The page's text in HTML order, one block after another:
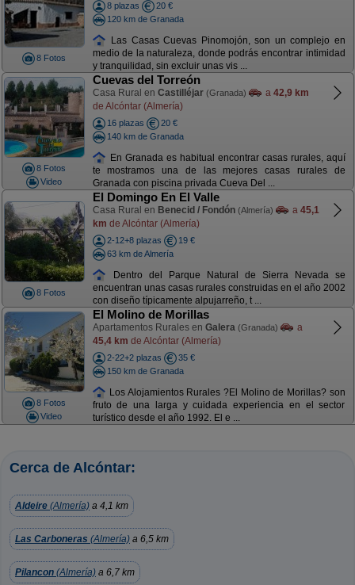
8 Fotos
8 plazas
20 €
120 km de Granada
Las Casas Cuevas Pinomojón, son un complejo en
medio de la naturaleza, donde podrás encontrar intimidad
y tranquilidad, sin excluir unas vis ...
8 Fotos
Video
Cuevas del Torreón
Casa Rural en Castilléjar (Granada) a 42,9 km
de Alcóntar (Almería)
16 plazas
20 €
140 km de Granada
En Granada es habitual encontrar casas rurales, aquí
te mostramos una de las mejores casas rurales de
Granada con piscina privada Cueva Del ...
8 Fotos
El Domingo En El Valle
Casa Rural en Benecid / Fondón (Almería) a 45,1
km de Alcóntar (Almería)
2-12+8 plazas
19 €
63 km de Almería
Dentro del Parque Natural de Sierra Nevada se
encuentran unas casas rurales construidas en el año 2002
con diseño típicamente alpujarreño, t ...
8 Fotos
Video
El Molino de Morillas
Apartamentos Rurales en Galera (Granada)
a
45,4 km de Alcóntar (Almería)
2-22+2 plazas
35 €
150 km de Granada
Los Alojamientos Rurales ?El Molino de Morillas? son
fruto de una larga y cuidada experiencia en el sector
turístico desde el año 1992. El e ...
Cerca de Alcóntar:
Aldeire (Almería) a 4,1 km
Las Carboneras (Almería) a 6,5 km
Pilancon (Almería) a 6,7 km